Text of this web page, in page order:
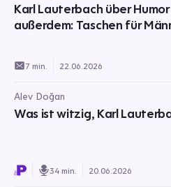
Karl Lauterbach über Humor
außerdem: Taschen für
7 min. 22.06.2026
Alev Doğan
Was ist witzig, Karl
34 min. 20.06.2026